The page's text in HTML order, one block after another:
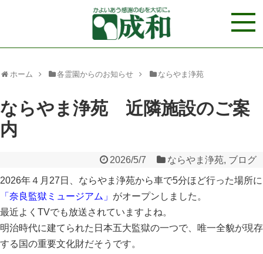
ホーム 各霊園からのお知らせ ならやま浄苑
ならやま浄苑 近隣施設のご案
内
2026/5/7 ならやま浄苑, ブログ
2026年４月27日、ならやま浄苑から車で5分ほど行った場所に
「奈良監獄ミュージアム」 がオープンしました。
最近よくTVでも放送されていますよね。
明治時代に建てられた日本五大監獄の一つで、唯一全貌が現存
する国の重要文化財だそうです。